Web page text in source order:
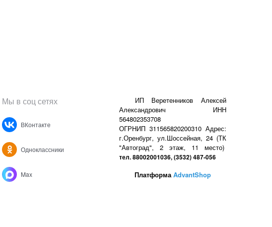
Мы в соц сетях
ВКонтакте
Одноклассники
Max
ИП Веретенников Алексей
Александрович ИНН
564802353708
ОГРНИП 311565820200310 Адрес:
г.Оренбург, ул.Шоссейная, 24 (ТК
"Автоград", 2 этаж, 11 место)
тел. 88002001036, (3532) 487-056
ПлатформаAdvantShop